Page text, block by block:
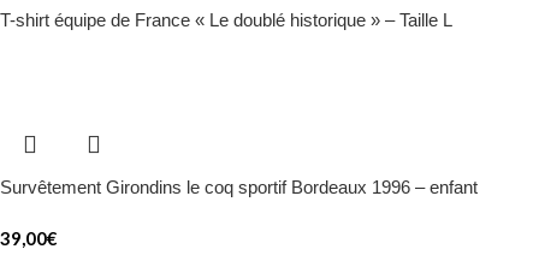
T-shirt équipe de France « Le doublé historique » – Taille L
Survêtement Girondins le coq sportif Bordeaux 1996 – enfant
39,00€